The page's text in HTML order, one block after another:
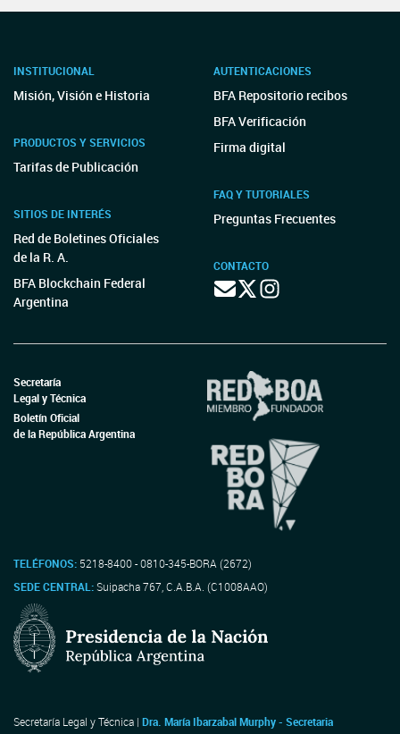
INSTITUCIONAL
Misión, Visión e Historia
PRODUCTOS Y SERVICIOS
Tarifas de Publicación
SITIOS DE INTERÉS
Red de Boletines Oficiales
de la R. A.
BFA Blockchain Federal
Argentina
AUTENTICACIONES
BFA Repositorio recibos
BFA Verificación
Firma digital
FAQ Y TUTORIALES
Preguntas Frecuentes
CONTACTO
Secretaría
Legal y Técnica
Boletín Oficial
de la República Argentina
TELÉFONOS: 5218-8400 - 0810-345-BORA (2672)
SEDE CENTRAL:Suipacha 767, C.A.B.A. (C1008AAO)
Secretaría Legal y Técnica | Dra. María Ibarzabal Murphy - Secretaria